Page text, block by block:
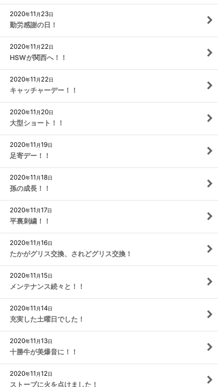
2020年11 月 23日
勤労感謝の日！
2020年11 月 22日
HSWが関西へ！！
2020年11 月 22日
キャッチャーデー！！
2020年11 月 20日
大型ショート！！
2020年11 月19日
足寄デー！！
2020年11 月18日
孫の成長！！
2020年11 月17日
平裏刺繍！！
2020年11 月16日
たかがグリス交換、されどグリス交換！
2020年11 月15日
メンテナンス続々と！！
2020年11 月14日
充実した土曜日でした！
2020年11 月13日
十勝牛が美爆音に！！
2020年11 月12日
ストーブに火を点けました！